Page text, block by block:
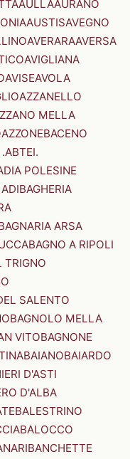
AULLAAURANO
AUSTISAVEGNO
AVERARAAVERSA
AVIGLIANA
AVISEAVOLA
AZZANELLO
MELLA
AZZONEBACENO
POLESINE
BAGHERIA
ARSA
BAGNO A RIPOLI
TRIGNO
SALENTO
BAGNOLO MELLA
VITOBAGNONE
BAIANOBAIARDO
D'ASTI
D'ALBA
BALESTRINO
BALOCCO
BANCHETTE